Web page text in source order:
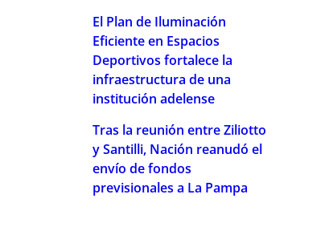
El Plan de Iluminación
Eficiente en Espacios
Deportivos fortalece la
infraestructura de una
institución adelense
Tras la reunión entre Ziliotto
y Santilli, Nación reanudó el
envío de fondos
previsionales a La Pampa